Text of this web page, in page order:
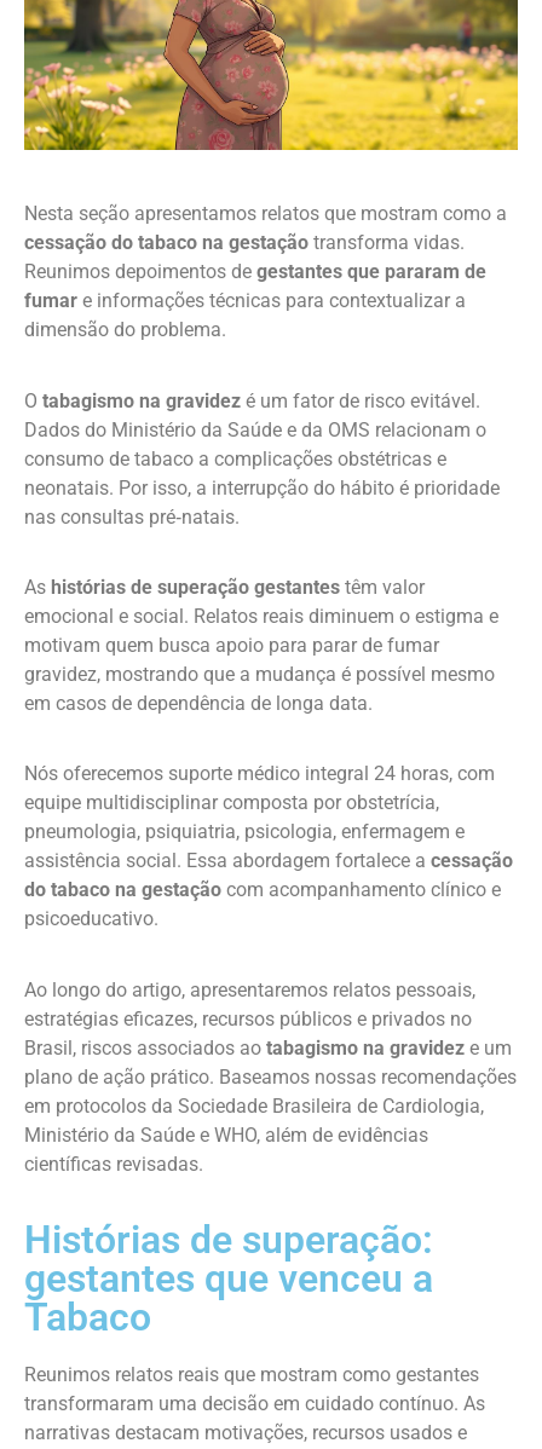
Nesta seção apresentamos relatos que mostram como a
cessação do tabaco na gestação transforma vidas.
Reunimos depoimentos de gestantes que pararam de
fumar e informações técnicas para contextualizar a
dimensão do problema.
O tabagismo na gravidez é um fator de risco evitável.
Dados do Ministério da Saúde e da OMS relacionam o
consumo de tabaco a complicações obstétricas e
neonatais. Por isso, a interrupção do hábito é prioridade
nas consultas pré‑natais.
As histórias de superação gestantes têm valor
emocional e social. Relatos reais diminuem o estigma e
motivam quem busca apoio para parar de fumar
gravidez, mostrando que a mudança é possível mesmo
em casos de dependência de longa data.
Nós oferecemos suporte médico integral 24 horas, com
equipe multidisciplinar composta por obstetrícia,
pneumologia, psiquiatria, psicologia, enfermagem e
assistência social. Essa abordagem fortalece a cessação
do tabaco na gestação com acompanhamento clínico e
psicoeducativo.
Ao longo do artigo, apresentaremos relatos pessoais,
estratégias eficazes, recursos públicos e privados no
Brasil, riscos associados ao tabagismo na gravidez e um
plano de ação prático. Baseamos nossas recomendações
em protocolos da Sociedade Brasileira de Cardiologia,
Ministério da Saúde e WHO, além de evidências
científicas revisadas.
Histórias de superação:
gestantes que venceu a
Tabaco
Reunimos relatos reais que mostram como gestantes
transformaram uma decisão em cuidado contínuo. As
narrativas destacam motivações, recursos usados e